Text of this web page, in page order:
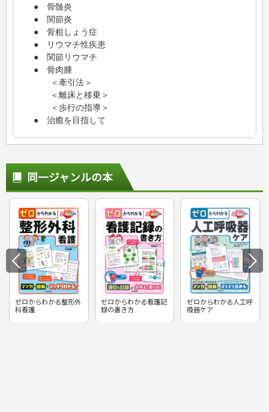
● 骨髄炎
● 関節炎
● 骨粗しょう症
● リウマチ性疾患
● 関節リウマチ
● 骨肉腫
＜牽引法＞
＜離床と移乗＞
＜歩行の指導＞
● 治癒を目指して
同一ジャンルの本
ゼロからわかる整形外
科看護
ゼロからわかる看護記
録の書き方
ゼロからわかる人工呼
吸器ケア